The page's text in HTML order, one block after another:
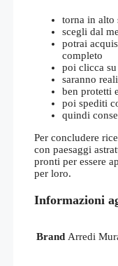
torna in alto
scegli dal
potrai
completo
poi clicca
saranno
ben protetti
poi spediti
quindi
Per concludere
con paesaggi
pronti per essere
per loro.
Informazioni
Brand Arredi